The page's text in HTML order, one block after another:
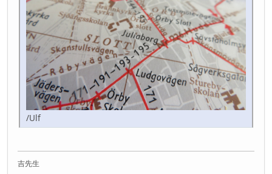
/Ulf
吉先生